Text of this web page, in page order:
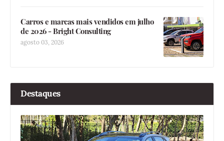
Carros e marcas mais vendidos em julho
de 2026 - Bright Consulting
agosto 03, 2026
Destaques